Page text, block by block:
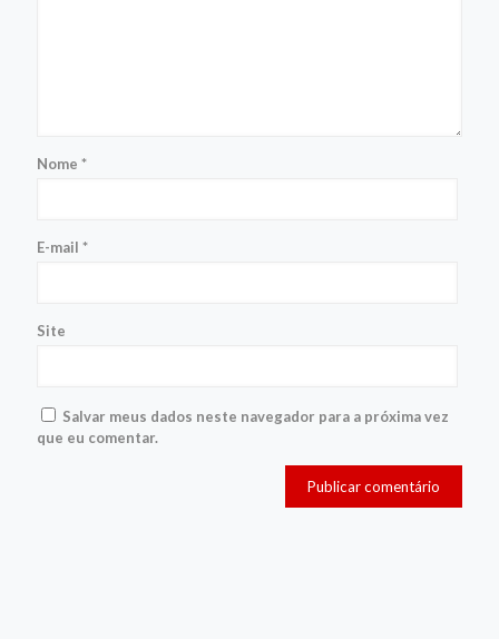
Nome *
E-mail *
Site
Salvar meus dados neste navegador para a próxima vez
que eu comentar.